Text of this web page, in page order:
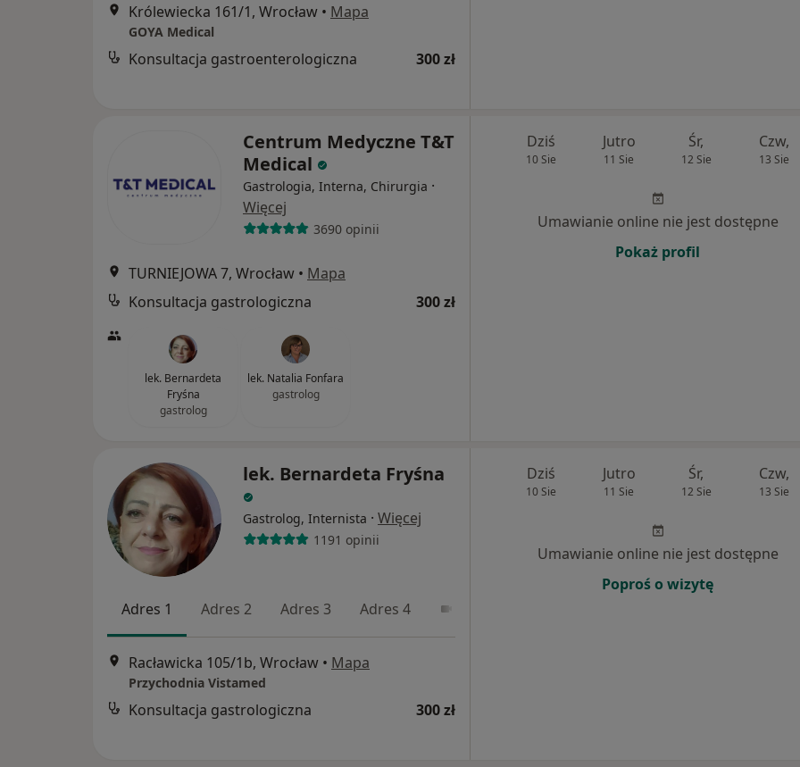
Królewiecka 161/1, Wrocław • Mapa
GOYA Medical
Konsultacja gastroenterologiczna 300 zł
Centrum Medyczne T&T
Medical
Gastrologia, Interna, Chirurgia ·
Więcej
3690 opinii
TURNIEJOWA 7, Wrocław • Mapa
Konsultacja gastrologiczna
300 zł
lek. Bernardeta
Fryśna
gastrolog
lek. Natalia Fonfara
gastrolog
Dziś
10 Sie
Jutro
11 Sie
Śr,
12 Sie
Czw,
13 Sie
Umawianie online nie jest dostępne
Pokaż profil
lek. Bernardeta Fryśna
Gastrolog, Internista · Więcej
1191 opinii
Adres 1 Adres 2 Adres 3 Adres 4
Racławicka 105/1b, Wrocław • Mapa
Przychodnia Vistamed
Konsultacja gastrologiczna 300 zł
Dziś
10 Sie
Jutro
11 Sie
Śr,
12 Sie
Czw,
13 Sie
Umawianie online nie jest dostępne
Poproś o wizytę